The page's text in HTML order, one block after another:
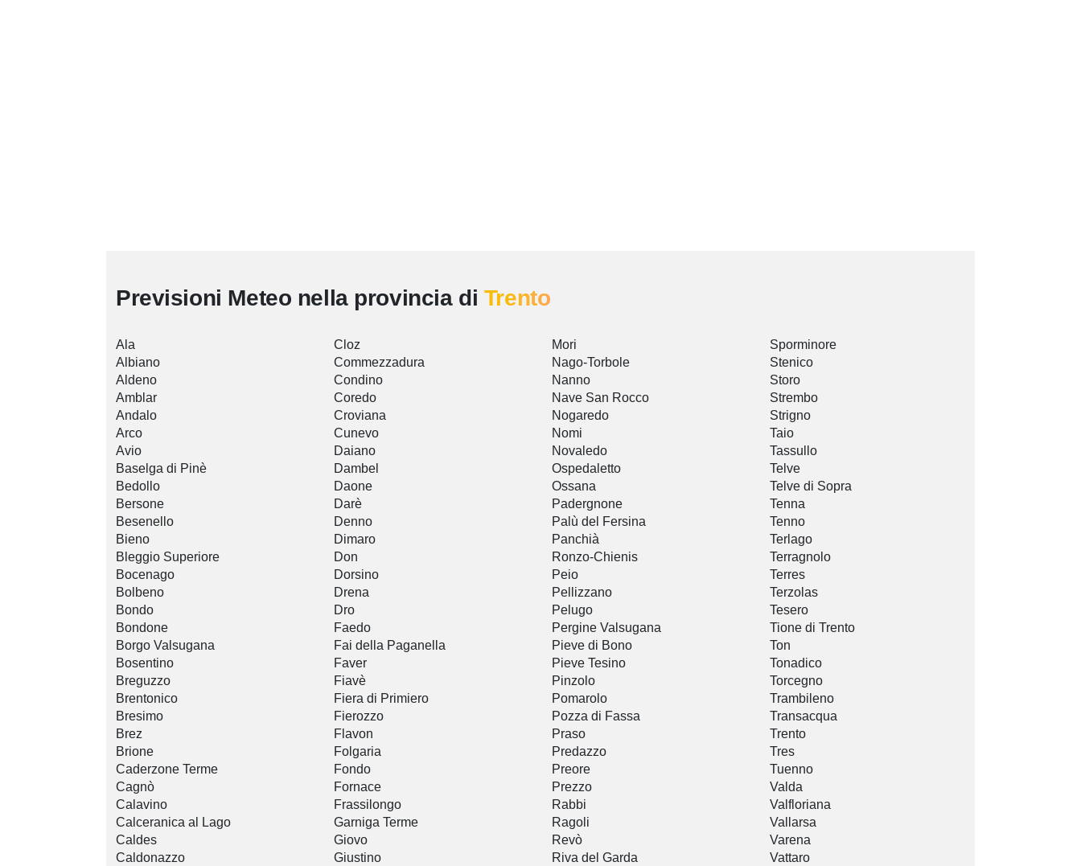
Previsioni Meteo nella provincia di Trento
Ala
Albiano
Aldeno
Amblar
Andalo
Arco
Avio
Baselga di Pinè
Bedollo
Bersone
Besenello
Bieno
Bleggio Superiore
Bocenago
Bolbeno
Bondo
Bondone
Borgo Valsugana
Bosentino
Breguzzo
Brentonico
Bresimo
Brez
Brione
Caderzone Terme
Cagnò
Calavino
Calceranica al Lago
Caldes
Caldonazzo
Cloz
Commezzadura
Condino
Coredo
Croviana
Cunevo
Daiano
Dambel
Daone
Darè
Denno
Dimaro
Don
Dorsino
Drena
Dro
Faedo
Fai della Paganella
Faver
Fiavè
Fiera di Primiero
Fierozzo
Flavon
Folgaria
Fondo
Fornace
Frassilongo
Garniga Terme
Giovo
Giustino
Mori
Nago-Torbole
Nanno
Nave San Rocco
Nogaredo
Nomi
Novaledo
Ospedaletto
Ossana
Padergnone
Palù del Fersina
Panchià
Ronzo-Chienis
Peio
Pellizzano
Pelugo
Pergine Valsugana
Pieve di Bono
Pieve Tesino
Pinzolo
Pomarolo
Pozza di Fassa
Praso
Predazzo
Preore
Prezzo
Rabbi
Ragoli
Revò
Riva del Garda
Sporminore
Stenico
Storo
Strembo
Strigno
Taio
Tassullo
Telve
Telve di Sopra
Tenna
Tenno
Terlago
Terragnolo
Terres
Terzolas
Tesero
Tione di Trento
Ton
Tonadico
Torcegno
Trambileno
Transacqua
Trento
Tres
Tuenno
Valda
Valfloriana
Vallarsa
Varena
Vattaro